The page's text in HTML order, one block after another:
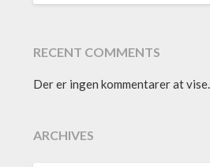
RECENT COMMENTS
Der er ingen kommentarer at vise.
ARCHIVES